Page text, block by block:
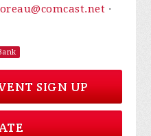
·
SIGN UP